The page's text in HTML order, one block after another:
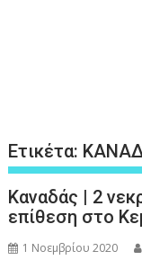
Ετικέτα:
Καναδάς | 2
επίθεση στο
1 Νοεμβρίου 2020